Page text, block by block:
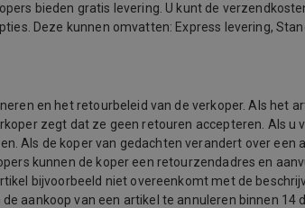
bieden gratis levering. U kunt de
Deze kunnen omvatten: Express levering,
en het retourbeleid van de verkoper. Als het
zegt dat ze geen retouren accepteren. Als u
Als de koper van gedachten verandert over een
kunnen de koper een retourzendadres en
bijvoorbeeld niet overeenkomt met de
aankoop van een artikel te annuleren binnen 14